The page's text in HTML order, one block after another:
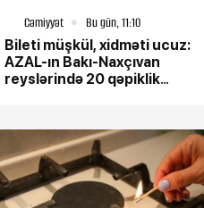
Cəmiyyət
Bu gün, 11:10
Bileti müşkül, xidməti ucuz:
AZAL-ın Bakı-Naxçıvan
reyslərində 20 qəpiklik